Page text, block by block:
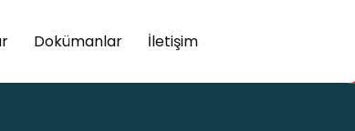
Dokümanlar İletişim